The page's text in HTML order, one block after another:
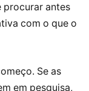
procurar antes
com o que o
Se as
em pesquisa,